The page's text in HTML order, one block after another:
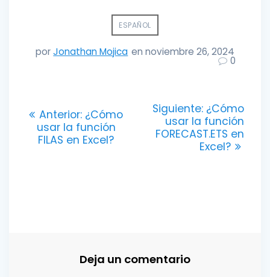
ESPAÑOL
porJonathan Mojica en noviembre 26, 2024
0
Anterior: Entrada
anterior:
¿Cómo
usar la función
FILAS en Excel?
Siguiente: Entrada
siguiente:
¿Cómo
usar la función
FORECAST.ETS en
Excel?
Deja un comentario